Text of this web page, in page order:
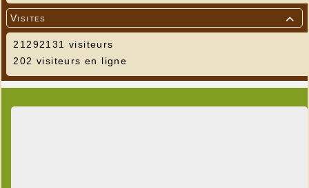

Visites
21292131 visiteurs
202 visiteurs en ligne